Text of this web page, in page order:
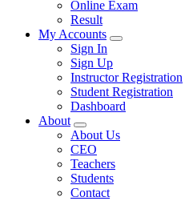
Online Exam
Result
My Accounts
Sign In
Sign Up
Instructor Registration
Student Registration
Dashboard
About
About Us
CEO
Teachers
Students
Contact